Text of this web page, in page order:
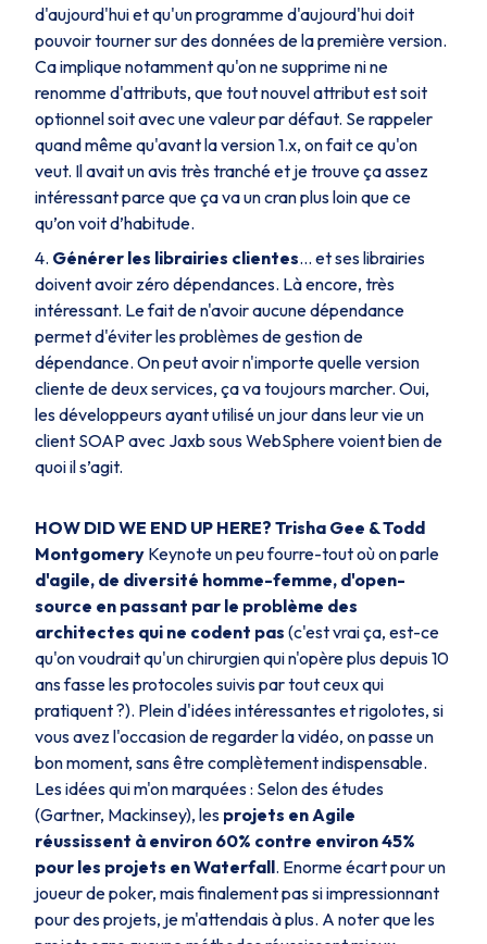
d'aujourd'hui et qu'un programme d'aujourd'hui doit
pouvoir tourner sur des données de la première version.
Ca implique notamment qu'on ne supprime ni ne
renomme d'attributs, que tout nouvel attribut est soit
optionnel soit avec une valeur par défaut. Se rappeler
quand même qu'avant la version 1.x, on fait ce qu'on
veut. Il avait un avis très tranché et je trouve ça assez
intéressant parce que ça va un cran plus loin que ce
qu’on voit d’habitude.
Générer les librairies clientes... et ses librairies
doivent avoir zéro dépendances. Là encore, très
intéressant. Le fait de n'avoir aucune dépendance
permet d'éviter les problèmes de gestion de
dépendance. On peut avoir n'importe quelle version
cliente de deux services, ça va toujours marcher. Oui,
les développeurs ayant utilisé un jour dans leur vie un
client SOAP avec Jaxb sous WebSphere voient bien de
quoi il s’agit.
HOW DID WE END UP HERE? Trisha Gee & Todd
Montgomery Keynote un peu fourre-tout où on parle
d'agile, de diversité homme-femme, d'open-
source en passant par le problème des
architectes qui ne codent pas (c'est vrai ça, est-ce
qu'on voudrait qu'un chirurgien qui n'opère plus depuis 10
ans fasse les protocoles suivis par tout ceux qui
pratiquent ?). Plein d'idées intéressantes et rigolotes, si
vous avez l'occasion de regarder la vidéo, on passe un
bon moment, sans être complètement indispensable.
Les idées qui m'on marquées : Selon des études
(Gartner, Mackinsey), les projets en Agile
réussissent à environ 60% contre environ 45%
pour les projets en Waterfall. Enorme écart pour un
joueur de poker, mais finalement pas si impressionnant
pour des projets, je m'attendais à plus. A noter que les